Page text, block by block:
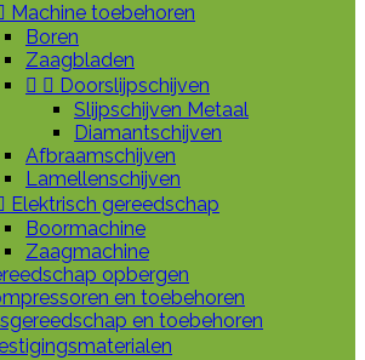
Machine toebehoren
Boren
Zaagbladen
  Doorslijpschijven
Slijpschijven Metaal
Diamantschijven
Afbraamschijven
Lamellenschijven
Elektrisch gereedschap
Boormachine
Zaagmachine
opbergen
en toebehoren
en toebehoren